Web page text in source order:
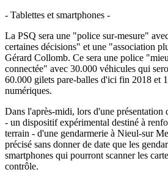
- Tablettes et smartphones -
La PSQ sera une "police sur-mesure"
certaines décisions" et une "association
Gérard Collomb. Ce sera une police
connectée" avec 30.000 véhicules qui
60.000 gilets pare-balles d'ici fin 2018 et
numériques.
Dans l'après-midi, lors d'une présentation
- un dispositif expérimental destiné à
terrain - d'une gendarmerie à Nieul-sur
précisé sans donner de date que les
smartphones qui pourront scanner les
contrôle.